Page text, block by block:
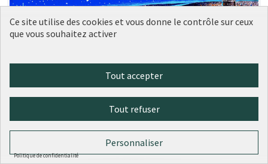
Soieries Brochier - Carré en soie « Lyon la
Nuit »
Proposition officielle 0 0
Ce site utilise des cookies et vous donne le contrôle sur ceux
que vous souhaitez activer
Tout accepter
Tout refuser
Personnaliser
Politique de confidentialité